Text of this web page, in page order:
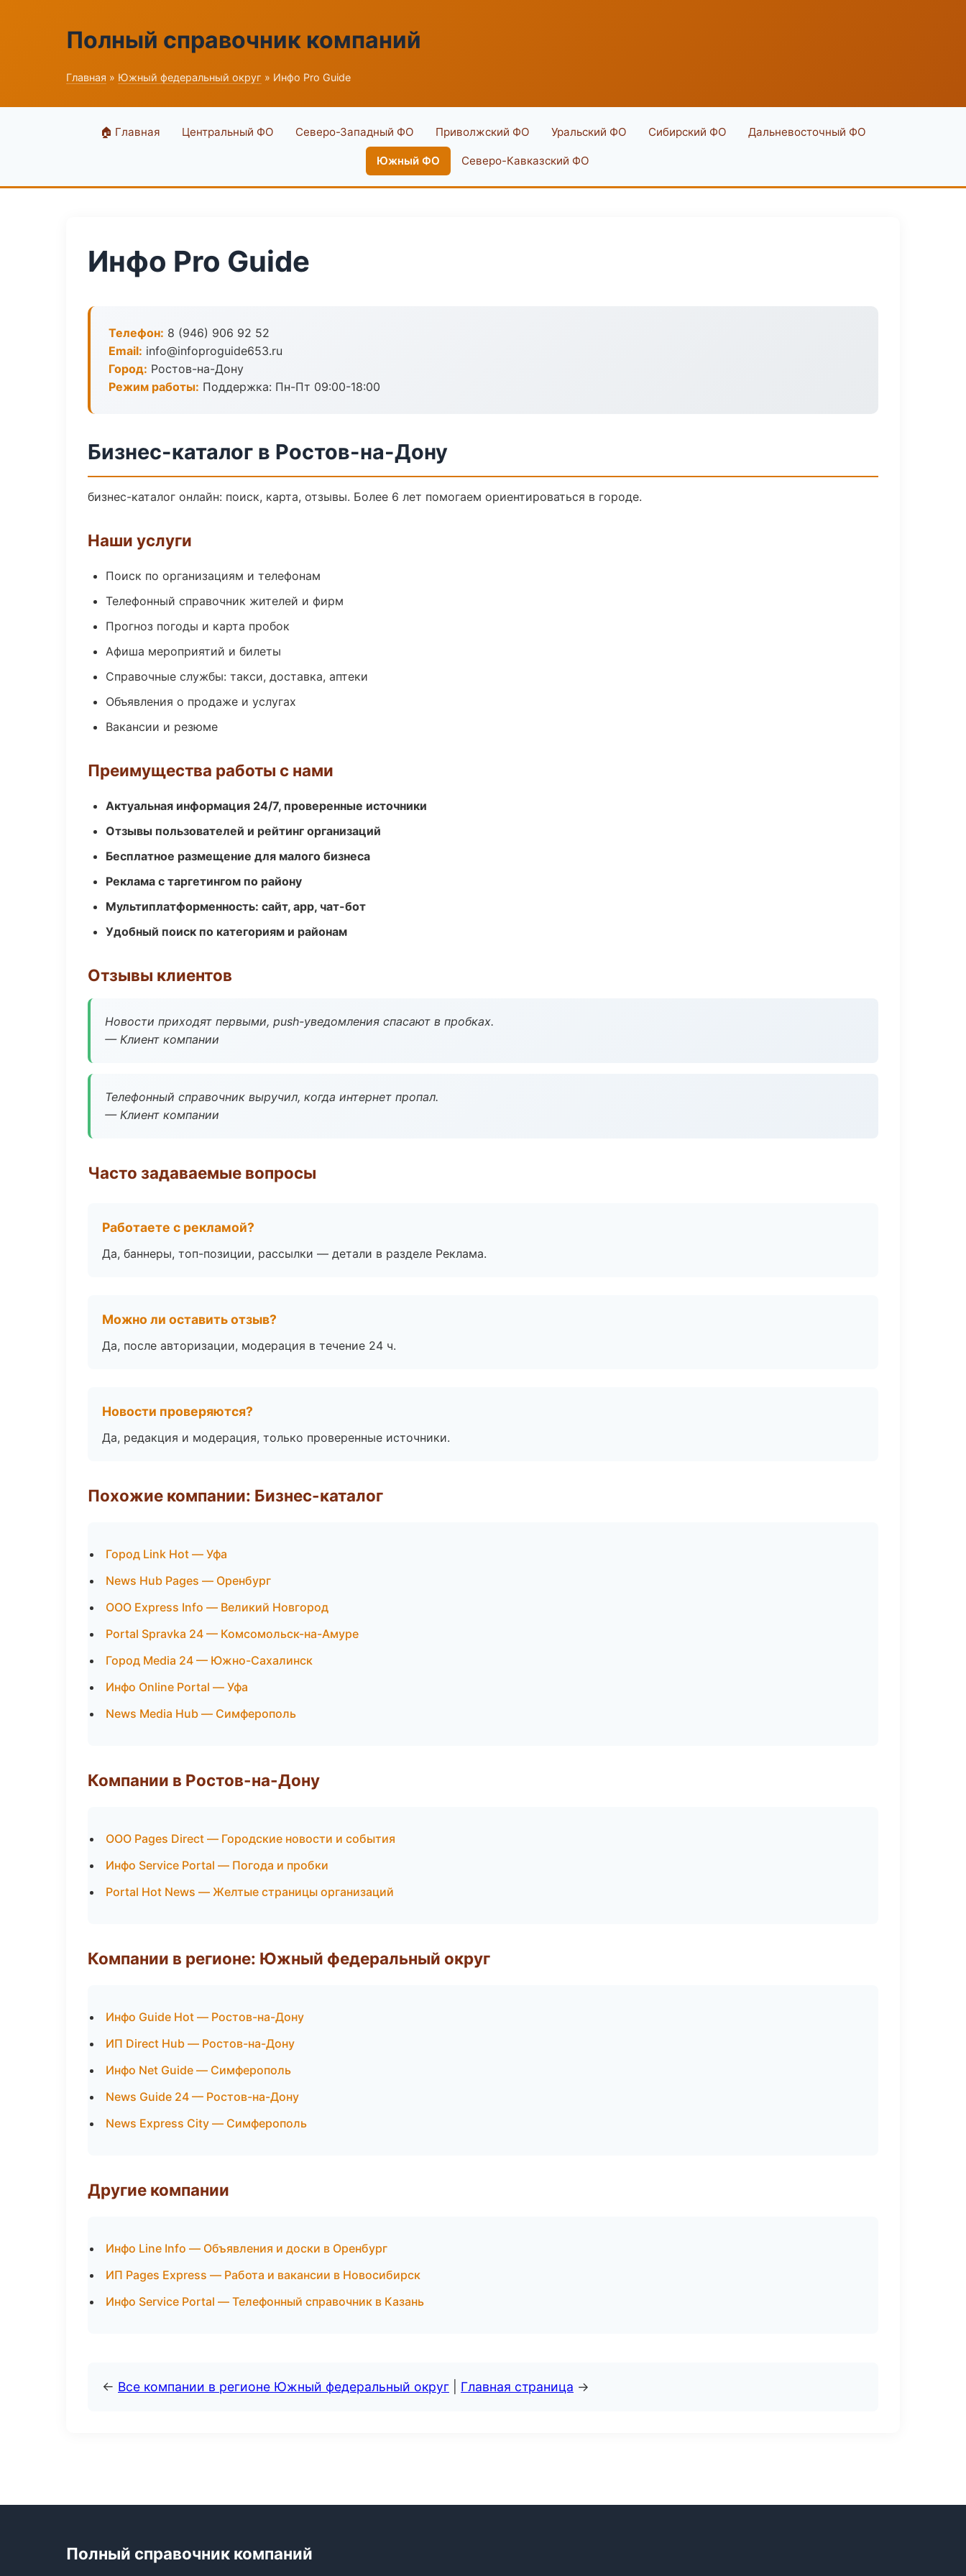
Полный справочник компаний
Главная » Южный федеральный округ » Инфо Pro Guide
🏠 Главная Центральный ФО Северо-Западный ФО Приволжский ФО Уральский ФО Сибирский ФО Дальневосточный ФО
Южный ФО Северо-Кавказский ФО
Инфо Pro Guide
Телефон: 8 (946) 906 92 52
Email: info@infoproguide653.ru
Город: Ростов-на-Дону
Режим работы: Поддержка: Пн-Пт 09:00-18:00
Бизнес-каталог в Ростов-на-Дону
бизнес-каталог онлайн: поиск, карта, отзывы. Более 6 лет помогаем ориентироваться в городе.
Наши услуги
Поиск по организациям и телефонам
Телефонный справочник жителей и фирм
Прогноз погоды и карта пробок
Афиша мероприятий и билеты
Справочные службы: такси, доставка, аптеки
Объявления о продаже и услугах
Вакансии и резюме
Преимущества работы с нами
Актуальная информация 24/7, проверенные источники
Отзывы пользователей и рейтинг организаций
Бесплатное размещение для малого бизнеса
Реклама с таргетингом по району
Мультиплатформенность: сайт, app, чат-бот
Удобный поиск по категориям и районам
Отзывы клиентов
Новости приходят первыми, push-уведомления спасают в пробках.
— Клиент компании
Телефонный справочник выручил, когда интернет пропал.
— Клиент компании
Часто задаваемые вопросы
Работаете с рекламой?
Да, баннеры, топ-позиции, рассылки — детали в разделе Реклама.
Можно ли оставить отзыв?
Да, после авторизации, модерация в течение 24 ч.
Новости проверяются?
Да, редакция и модерация, только проверенные источники.
Похожие компании: Бизнес-каталог
Город Link Hot — Уфа
News Hub Pages — Оренбург
ООО Express Info — Великий Новгород
Portal Spravka 24 — Комсомольск-на-Амуре
Город Media 24 — Южно-Сахалинск
Инфо Online Portal — Уфа
News Media Hub — Симферополь
Компании в Ростов-на-Дону
ООО Pages Direct — Городские новости и события
Инфо Service Portal — Погода и пробки
Portal Hot News — Желтые страницы организаций
Компании в регионе: Южный федеральный округ
Инфо Guide Hot — Ростов-на-Дону
ИП Direct Hub — Ростов-на-Дону
Инфо Net Guide — Симферополь
News Guide 24 — Ростов-на-Дону
News Express City — Симферополь
Другие компании
Инфо Line Info — Объявления и доски в Оренбург
ИП Pages Express — Работа и вакансии в Новосибирск
Инфо Service Portal — Телефонный справочник в Казань
← Все компании в регионе Южный федеральный округ Главная страница →
Полный справочник компаний